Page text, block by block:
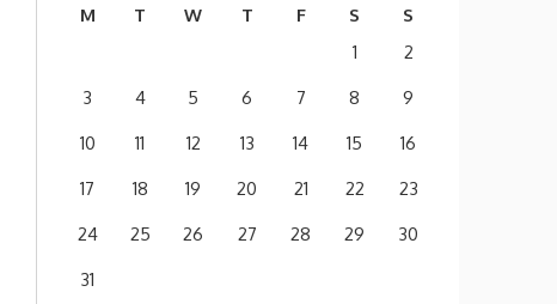
M T W T F S
S
1
2
3
4 5 6 7 8
9
10
11 12 13 14 15
16
17
18 19 20 21 22
23
24
25 26 27 28 29
30
31